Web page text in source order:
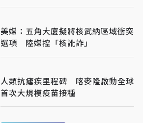
美媒：五角大廈擬將核武納區域衝突
選項 陸媒控「核訛詐」
人類抗瘧疾里程碑 喀麥隆啟動全球
首次大規模疫苗接種